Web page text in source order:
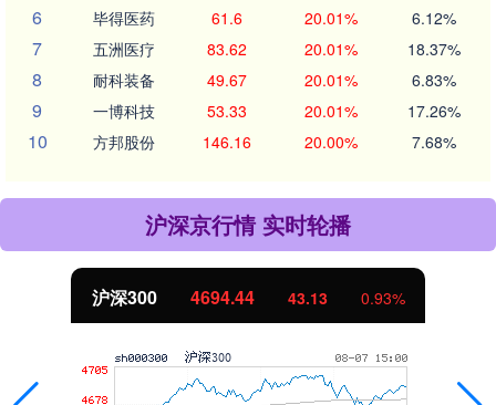
6 毕得医药 61.6 20.01% 6.12%
7 五洲医疗 83.62 20.01% 18.37%
8 耐科装备 49.67 20.01% 6.83%
9 一博科技 53.33 20.01% 17.26%
10 方邦股份 146.16 20.00% 7.68%
沪深京行情 实时轮播
沪深300 4694.44 43.13 0.93%